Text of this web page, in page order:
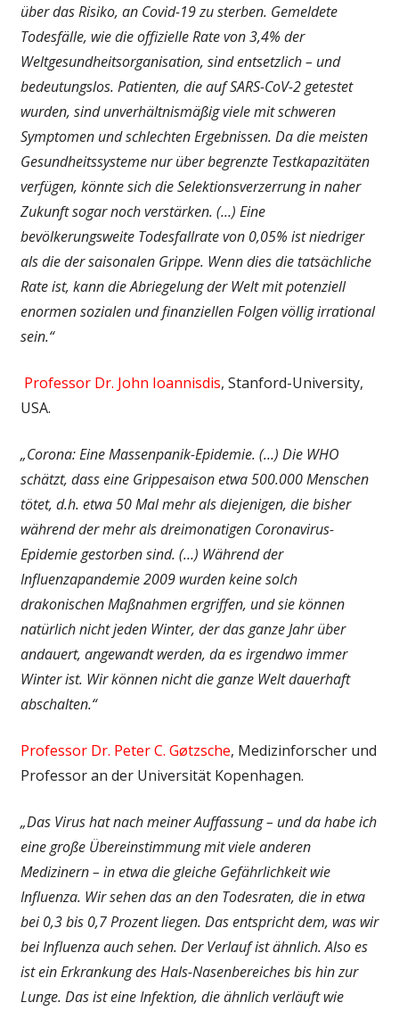
über das Risiko, an Covid-19 zu sterben. Gemeldete
Todesfälle, wie die offizielle Rate von 3,4% der
Weltgesundheitsorganisation, sind entsetzlich – und
bedeutungslos. Patienten, die auf SARS-CoV-2 getestet
wurden, sind unverhältnismäßig viele mit schweren
Symptomen und schlechten Ergebnissen. Da die meisten
Gesundheitssysteme nur über begrenzte Testkapazitäten
verfügen, könnte sich die Selektionsverzerrung in naher
Zukunft sogar noch verstärken. (…) Eine
bevölkerungsweite Todesfallrate von 0,05% ist niedriger
als die der saisonalen Grippe. Wenn dies die tatsächliche
Rate ist, kann die Abriegelung der Welt mit potenziell
enormen sozialen und finanziellen Folgen völlig irrational
sein.“
Professor Dr. John Ioannisdis, Stanford-University,
USA.
„Corona: Eine Massenpanik-Epidemie. (…) Die WHO
schätzt, dass eine Grippesaison etwa 500.000 Menschen
tötet, d.h. etwa 50 Mal mehr als diejenigen, die bisher
während der mehr als dreimonatigen Coronavirus-
Epidemie gestorben sind. (…) Während der
Influenzapandemie 2009 wurden keine solch
drakonischen Maßnahmen ergriffen, und sie können
natürlich nicht jeden Winter, der das ganze Jahr über
andauert, angewandt werden, da es irgendwo immer
Winter ist. Wir können nicht die ganze Welt dauerhaft
abschalten.“
Professor Dr. Peter C. Gøtzsche, Medizinforscher und
Professor an der Universität Kopenhagen.
„Das Virus hat nach meiner Auffassung – und da habe ich
eine große Übereinstimmung mit viele anderen
Medizinern – in etwa die gleiche Gefährlichkeit wie
Influenza. Wir sehen das an den Todesraten, die in etwa
bei 0,3 bis 0,7 Prozent liegen. Das entspricht dem, was wir
bei Influenza auch sehen. Der Verlauf ist ähnlich. Also es
ist ein Erkrankung des Hals-Nasenbereiches bis hin zur
Lunge. Das ist eine Infektion, die ähnlich verläuft wie